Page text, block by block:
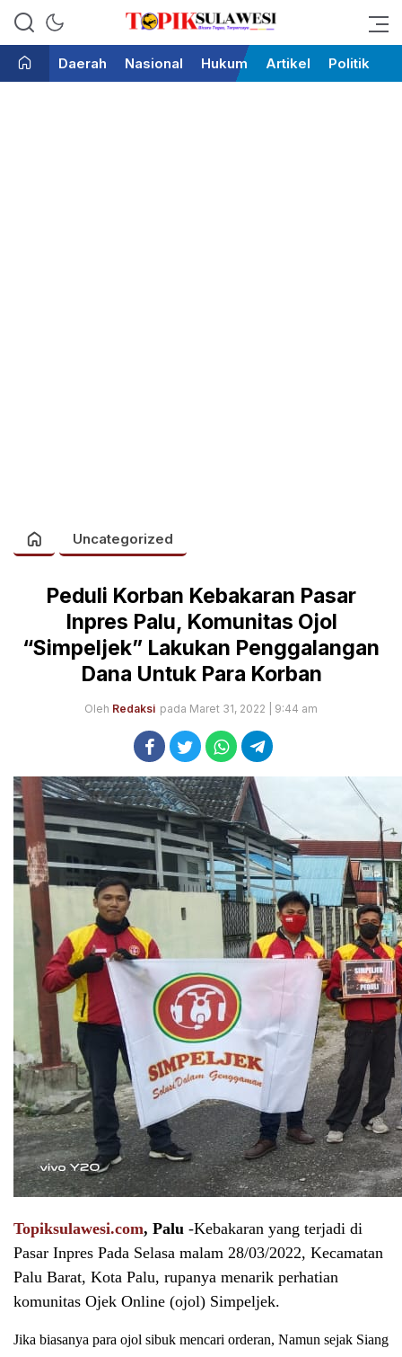
Topik Sulawesi
Bicara Tegas Terpercaya
Daerah
Nasional Hukum Artikel Politik
Uncategorized
Peduli Korban Kebakaran Pasar
Inpres Palu, Komunitas Ojol
“Simpeljek” Lakukan Penggalangan
Dana Untuk Para Korban
Oleh Redaksi pada Maret 31, 2022 | 9:44 am
Topiksulawesi.com, Palu -Kebakaran yang terjadi di
Pasar Inpres Pada Selasa malam 28/03/2022, Kecamatan
Palu Barat, Kota Palu, rupanya menarik perhatian
komunitas Ojek Online (ojol) Simpeljek.
Jika biasanya para ojol sibuk mencari orderan, Namun sejak Siang